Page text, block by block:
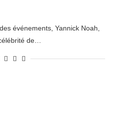
événements, Yannick Noah,
de…